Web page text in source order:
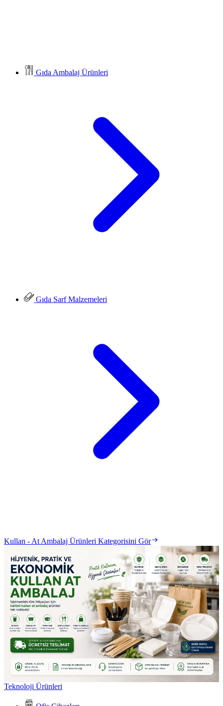
Gıda Ambalaj Ürünleri
Gıda Sarf Malzemeleri
Kullan - At Ambalaj Ürünleri Kategorisini Gör
Teknoloji Ürünleri